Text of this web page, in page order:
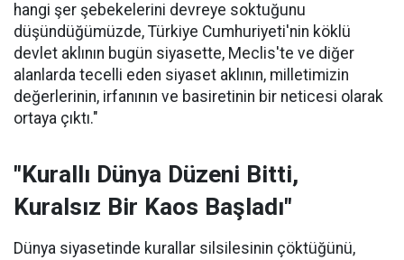
hangi şer şebekelerini devreye soktuğunu
düşündüğümüzde, Türkiye Cumhuriyeti'nin köklü
devlet aklının bugün siyasette, Meclis'te ve diğer
alanlarda tecelli eden siyaset aklının, milletimizin
değerlerinin, irfanının ve basiretinin bir neticesi olarak
ortaya çıktı."
"Kurallı Dünya Düzeni Bitti,
Kuralsız Bir Kaos Başladı"
Dünya siyasetinde kurallar silsilesinin çöktüğünü,